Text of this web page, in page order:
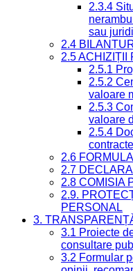
2.3.4
sau
2.4
2.5 ACHIZIȚII
2.5.1
2.5.2
valoare
2.5.3
valoare
2.5.4
2.6
2.7
2.8 COMISIA
2.9.
PERSONAL
3.
3.1 Proiecte
consultare
3.2 Formular